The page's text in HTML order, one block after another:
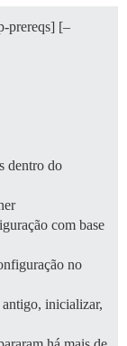
prereqs] [–
dentro do
com base
no
inicializar,